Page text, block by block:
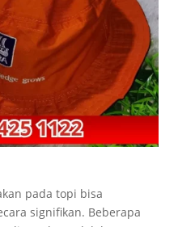
pada topi bisa
signifikan. Beberapa